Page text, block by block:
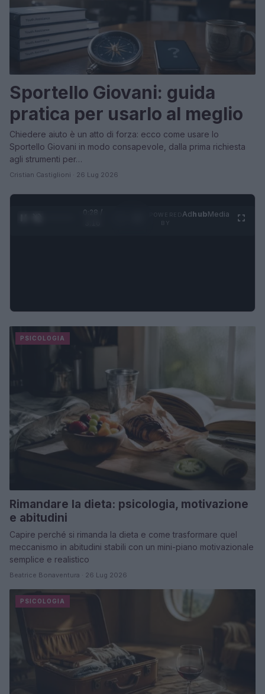
Sportello Giovani: guida
pratica per usarlo al meglio
Chiedere aiuto è un atto di forza: ecco come usare lo
Sportello Giovani in modo consapevole, dalla prima richiesta
agli strumenti per…
Cristian Castiglioni · 26 Lug 2026
0:30 /
AdhubMedia
PSICOLOGIA
Rimandare la dieta: psicologia, motivazione
e abitudini
Capire perché si rimanda la dieta e come trasformare quel
meccanismo in abitudini stabili con un mini-piano motivazionale
semplice e realistico
Beatrice Bonaventura · 26 Lug 2026
PSICOLOGIA